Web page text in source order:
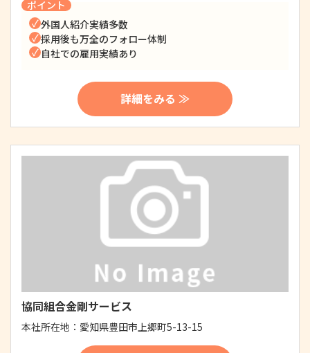
ポイント
外国人紹介実績多数
採用後も万全のフォロー体制
自社での雇用実績あり
詳細をみる ≫
協同組合金剛サービス
本社所在地： 愛知県豊田市上郷町5-13-15